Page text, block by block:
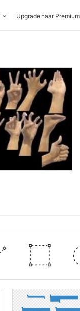
Upgrade naar Premium